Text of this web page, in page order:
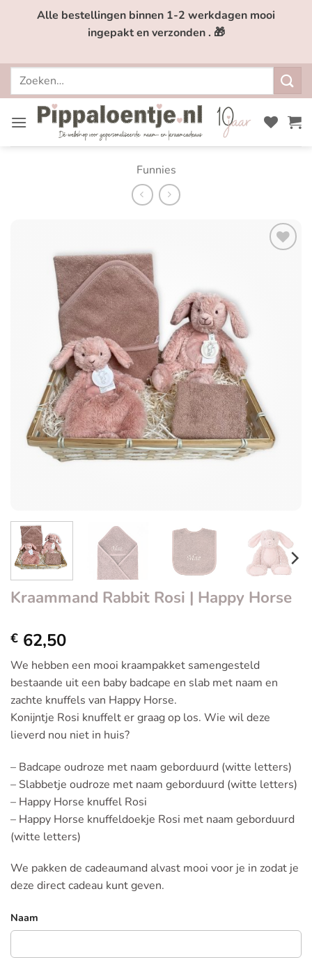
Alle bestellingen binnen 1-2 werkdagen mooi
ingepakt en verzonden . 🎁
Zoeken
Funnies
Kraammand Rabbit Rosi | Happy Horse
€ 62,50
We hebben een mooi kraampakket samengesteld
bestaande uit een baby badcape en slab met naam en
zachte knuffels van Happy Horse.
Konijntje Rosi knuffelt er graag op los. Wie wil deze
lieverd nou niet in huis?
– Badcape oudroze met naam geborduurd (witte letters)
– Slabbetje oudroze met naam geborduurd (witte letters)
– Happy Horse knuffel Rosi
– Happy Horse knuffeldoekje Rosi met naam geborduurd
(witte letters)
We pakken de cadeaumand alvast mooi voor je in zodat je
deze direct cadeau kunt geven.
Naam